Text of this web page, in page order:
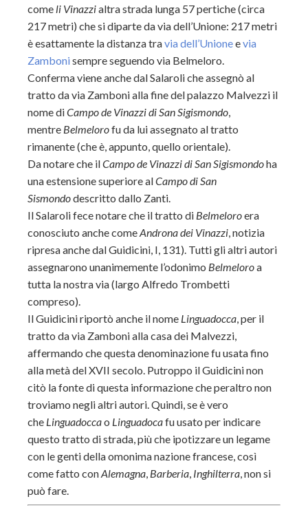
come li Vinazzialtra strada lunga 57 pertiche (circa
217 metri) che si diparte da via dell’Unione: 217 metri
è esattamente la distanza travia dell’Unioneevia
Zambonisempre seguendo via Belmeloro.
Conferma viene anche dal Salaroli che assegnò al
tratto da via Zamboni alla fine del palazzo Malvezzi il
nome diCampo de Vinazzi di San Sigismondo,
mentre Belmelorofu da lui assegnato al tratto
rimanente (che è, appunto, quello orientale).
Da notare che ilCampo de Vinazzi di San Sigismondoha
una estensione superiore alCampo di San
Sismondodescritto dallo Zanti.
Il Salaroli fece notare che il tratto di Belmeloroera
conosciuto anche comeAndrona dei Vinazzi, notizia
ripresa anche dal Guidicini, I, 131). Tutti gli altri autori
assegnarono unanimemente l’odonimo Belmeloroa
tutta la nostra via (largo Alfredo Trombetti
compreso).
Il Guidicini riportò anche il nome Linguadocca, per il
tratto da via Zamboni alla casa dei Malvezzi,
affermando che questa denominazione fu usata fino
alla metà del XVII secolo. Putroppo il Guidicini non
citò la fonte di questa informazione che peraltro non
troviamo negli altri autori. Quindi, se è vero
che Linguadoccao Linguadocafu usato per indicare
questo tratto di strada, più che ipotizzare un legame
con le genti della omonima nazione francese, così
come fatto conAlemagna, Barberia, Inghilterra, non si
può fare.